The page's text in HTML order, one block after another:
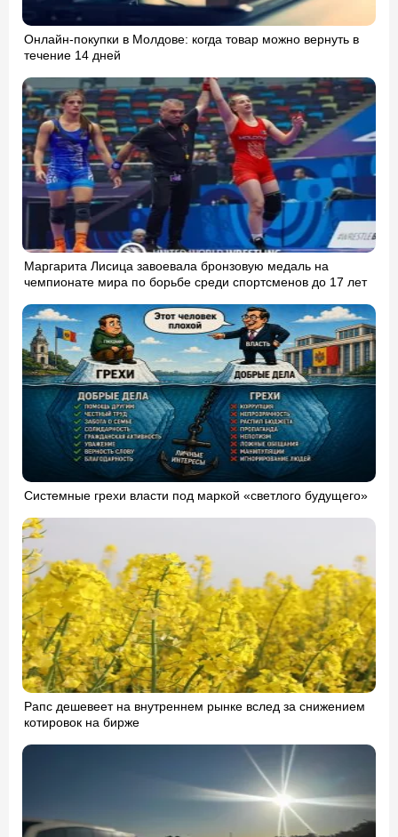
Онлайн-покупки в Молдове: когда товар можно вернуть в
течение 14 дней
Маргарита Лисица завоевала бронзовую медаль на
чемпионате мира по борьбе среди спортсменов до 17 лет
Системные грехи власти под маркой «светлого будущего»
Рапс дешевеет на внутреннем рынке вслед за снижением
котировок на бирже